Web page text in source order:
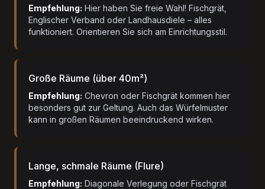
Empfehlung: Hier haben Sie freie Wahl! Fischgrät,
Englischer Verband oder Landhausdiele – alles
funktioniert. Orientieren Sie sich am Einrichtungsstil.
Große Räume (über 40m²)
Empfehlung: Chevron oder Fischgrät kommen hier
besonders gut zur Geltung. Auch das Würfelmuster
kann in großen Räumen beeindruckend wirken.
Lange, schmale Räume (Flure)
Empfehlung: Diagonale Verlegung oder Fischgrät